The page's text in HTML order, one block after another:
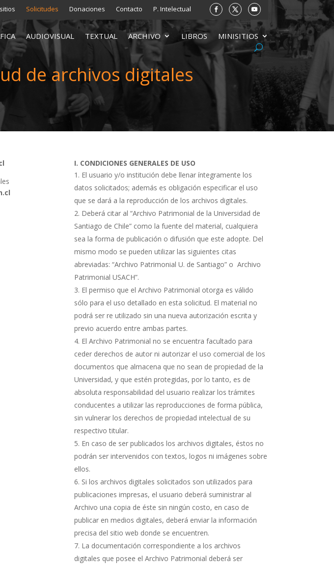
Solicitudes Donaciones Contacto P. Intelectual
AUDIOVISUAL TEXTUAL ARCHIVO LIBROS MINISITIOS
de archivos digitales
I. CONDICIONES GENERALES DE USO
El usuario y/o institución debe llenar íntegramente los
datos solicitados; además es obligación especificar el uso
que se dará a la reproducción de los archivos digitales.
Deberá citar al “Archivo Patrimonial de la Universidad de
Santiago de Chile” como la fuente del material, cualquiera
sea la forma de publicación o difusión que este adopte. Del
mismo modo se pueden utilizar las siguientes citas
abreviadas: “Archivo Patrimonial U. de Santiago” o Archivo
Patrimonial USACH”.
El permiso que el Archivo Patrimonial otorga es válido
sólo para el uso detallado en esta solicitud. El material no
podrá ser re utilizado sin una nueva autorización escrita y
previo acuerdo entre ambas partes.
El Archivo Patrimonial no se encuentra facultado para
ceder derechos de autor ni autorizar el uso comercial de los
documentos que almacena que no sean de propiedad de la
Universidad, y que estén protegidas, por lo tanto, es de
absoluta responsabilidad del usuario realizar los trámites
conducentes a utilizar las reproducciones de forma pública,
sin vulnerar los derechos de propiedad intelectual de su
respectivo titular.
En caso de ser publicados los archivos digitales, éstos no
podrán ser intervenidos con textos, logos ni imágenes sobre
ellos.
Si los archivos digitales solicitados son utilizados para
publicaciones impresas, el usuario deberá suministrar al
Archivo una copia de éste sin ningún costo, en caso de
publicar en medios digitales, deberá enviar la información
precisa del sitio web donde se encuentren.
La documentación correspondiente a los archivos
digitales que posee el Archivo Patrimonial deberá ser